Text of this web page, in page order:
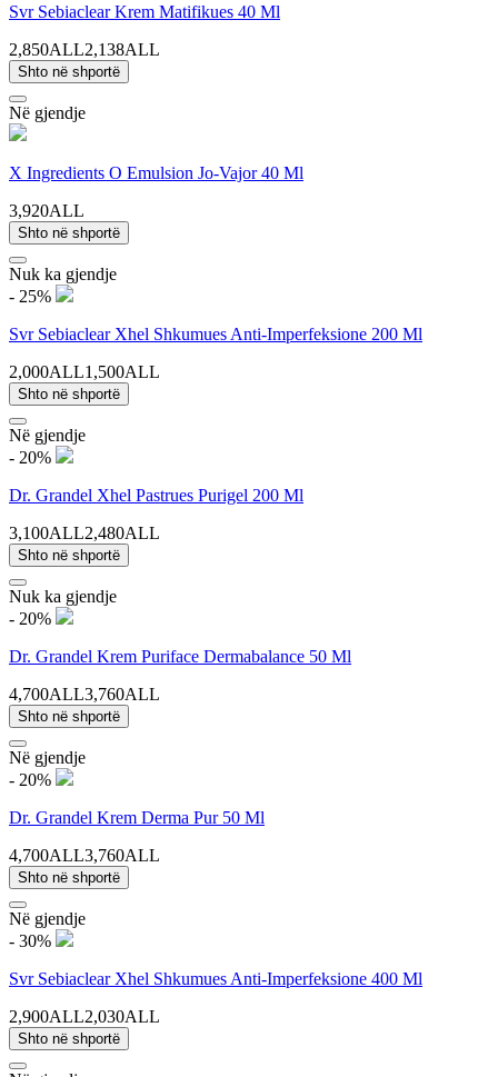
Svr Sebiaclear Krem Matifikues 40 Ml
2,850ALL2,138ALL
Shto në shportë
Në gjendje
X Ingredients O Emulsion Jo-Vajor 40 Ml
3,920ALL
Shto në shportë
Nuk ka gjendje
- 25%
Svr Sebiaclear Xhel Shkumues Anti-Imperfeksione 200 Ml
2,000ALL1,500ALL
Shto në shportë
Në gjendje
- 20%
Dr. Grandel Xhel Pastrues Purigel 200 Ml
3,100ALL2,480ALL
Shto në shportë
Nuk ka gjendje
- 20%
Dr. Grandel Krem Puriface Dermabalance 50 Ml
4,700ALL3,760ALL
Shto në shportë
Në gjendje
- 20%
Dr. Grandel Krem Derma Pur 50 Ml
4,700ALL3,760ALL
Shto në shportë
Në gjendje
- 30%
Svr Sebiaclear Xhel Shkumues Anti-Imperfeksione 400 Ml
2,900ALL2,030ALL
Shto në shportë